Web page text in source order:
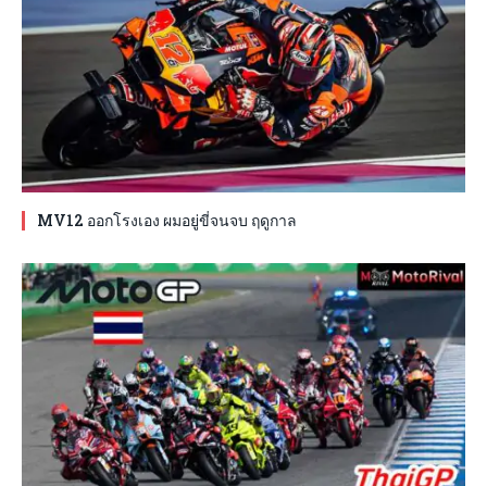
MV12 ออกโรงเอง ผมอยู่ขี่จนจบ ฤดูกาล